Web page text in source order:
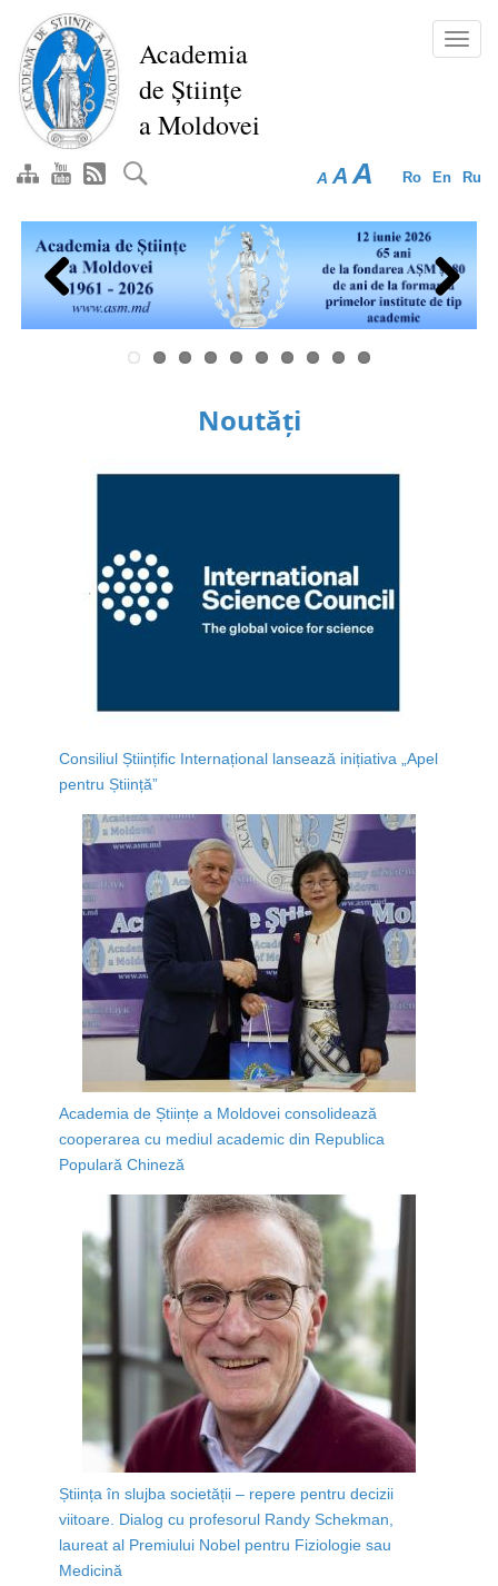
conţinutul
principal
Academia
de Științe
a Moldovei
Ro En Ru
A A A
Previous Next
Noutăți
Consiliul Științific Internațional lansează inițiativa „Apel
pentru Știință”
Academia de Științe a Moldovei consolidează
cooperarea cu mediul academic din Republica
Populară Chineză
Știința în slujba societății – repere pentru decizii
viitoare. Dialog cu profesorul Randy Schekman,
laureat al Premiului Nobel pentru Fiziologie sau
Medicină